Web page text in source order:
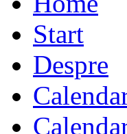
Start
Despre